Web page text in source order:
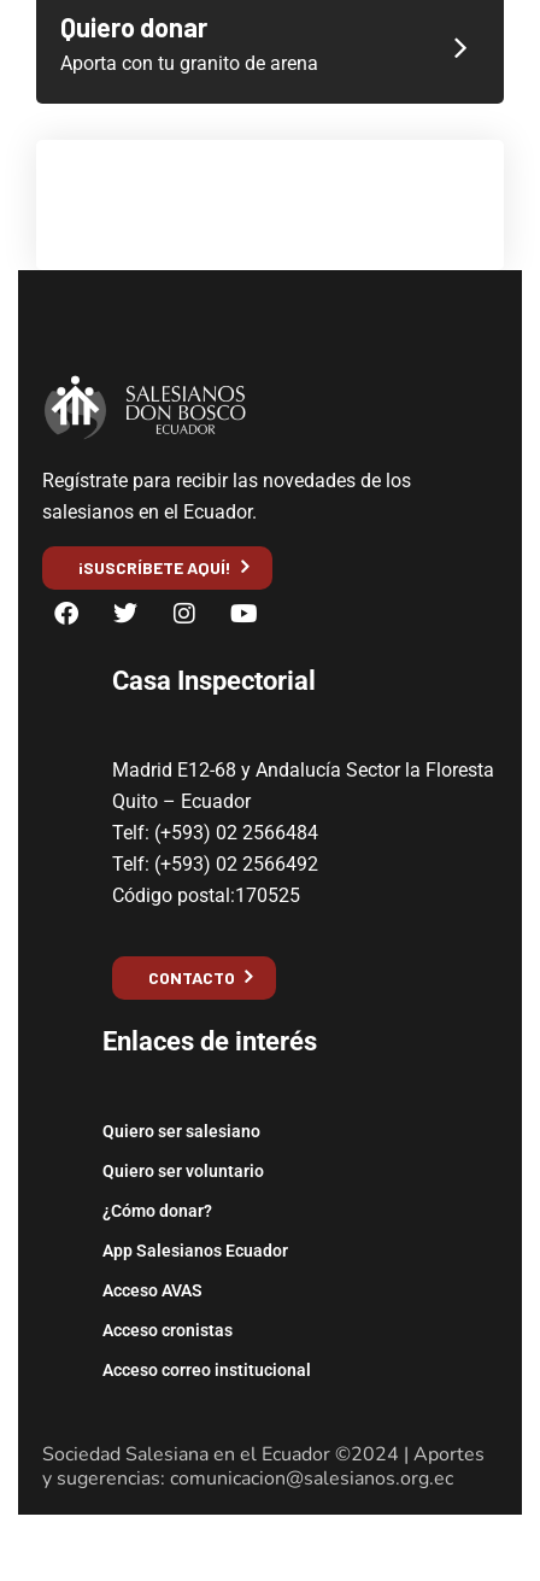
Quiero donar
Aporta con tu granito de arena
Regístrate para recibir las novedades de los
salesianos en el Ecuador.
¡SUSCRÍBETE AQUÍ!
Casa Inspectorial
Madrid E12-68 y Andalucía Sector la Floresta
Quito – Ecuador
Telf: (+593) 02 2566484
Telf: (+593) 02 2566492
Código postal:170525
CONTACTO
Enlaces de interés
Quiero ser salesiano
Quiero ser voluntario
¿Cómo donar?
App Salesianos Ecuador
Acceso AVAS
Acceso cronistas
Acceso correo institucional
Sociedad Salesiana en el Ecuador ©2024 | Aportes
y sugerencias: comunicacion@salesianos.org.ec